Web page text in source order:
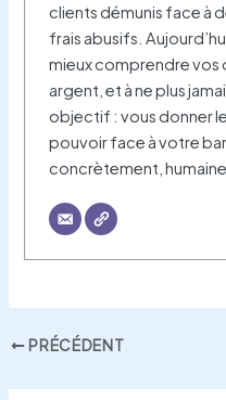
clients démunis face à
frais abusifs.
mieux comprendre
argent, et à ne plus
objectif : vous donner
pouvoir face à votre
concrètement,
PRÉCÉDENT